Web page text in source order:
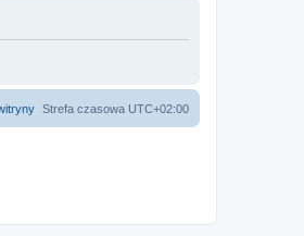
Strefa czasowa UTC+02:00